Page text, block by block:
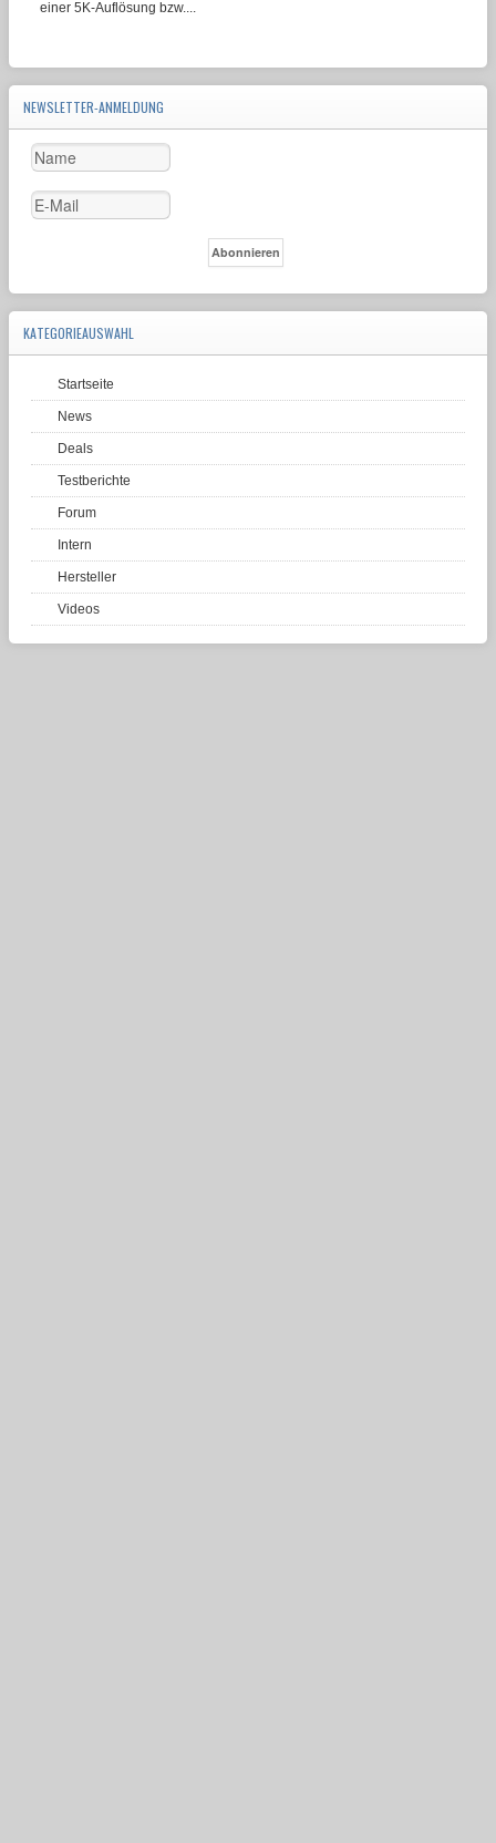
einer 5K-Auflösung bzw....
NEWSLETTER-ANMELDUNG
KATEGORIEAUSWAHL
Startseite
News
Deals
Testberichte
Forum
Intern
Hersteller
Videos